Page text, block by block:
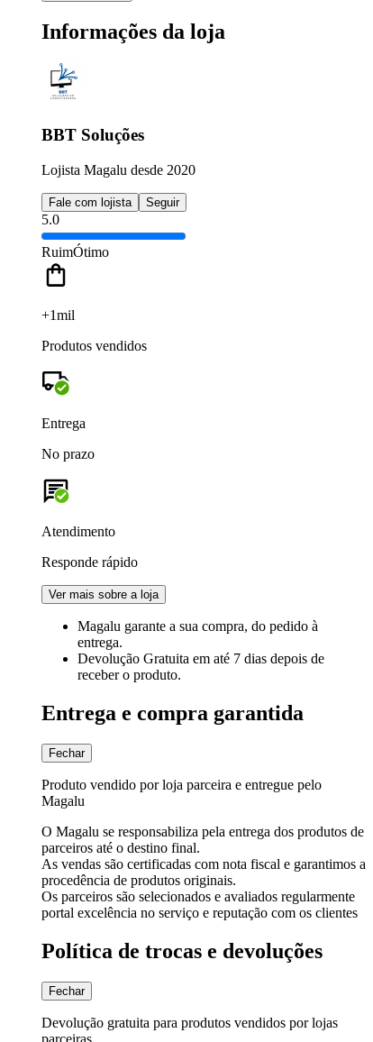
Informações da loja
BBT Soluções
Lojista Magalu desde 2020
Fale com lojista Seguir
5.0
RuimÓtimo
+1mil
Produtos vendidos
Entrega
No prazo
Atendimento
Responde rápido
Ver mais sobre a loja
Magalu garante a sua compra, do pedido à
entrega.
Devolução Gratuita em até 7 dias depois de
receber o produto.
Entrega e compra garantida
Fechar
Produto vendido por loja parceira e entregue pelo
Magalu
O Magalu se responsabiliza pela entrega dos produtos de
parceiros até o destino final.
As vendas são certificadas com nota fiscal e garantimos a
procedência de produtos originais.
Os parceiros são selecionados e avaliados regularmente
portal excelência no serviço e reputação com os clientes
Política de trocas e devoluções
Fechar
Devolução gratuita para produtos vendidos por lojas
parceiras